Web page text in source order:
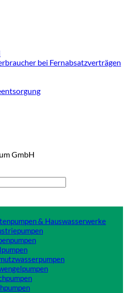
bei Fernabsatzverträgen
GmbH
& Hauswasserwerke